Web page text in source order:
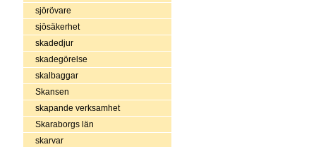
sjörövare
sjösäkerhet
skadedjur
skadegörelse
skalbaggar
Skansen
skapande verksamhet
Skaraborgs län
skarvar